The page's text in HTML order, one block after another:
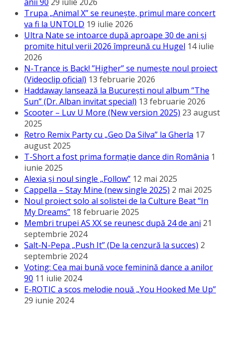
Trupa „Animal X” se reunește, primul mare concert
va fi la UNTOLD 19 iulie 2026
Ultra Nate se intoarce după aproape 30 de ani și
promite hitul verii 2026 împreună cu Hugel 14 iulie
2026
N-Trance is Back! ”Higher” se numește noul proiect
(Videoclip oficial) 13 februarie 2026
Haddaway lansează la București noul album ”The
Sun” (Dr. Alban invitat special) 13 februarie 2026
Scooter – Luv U More (New version 2025) 23 august
2025
Retro Remix Party cu „Geo Da Silva” la Gherla 17
august 2025
T-Short a fost prima formație dance din România 1
iunie 2025
Alexia și noul single „Follow” 12 mai 2025
Cappella – Stay Mine (new single 2025) 2 mai 2025
Noul proiect solo al solistei de la Culture Beat ”In
My Dreams” 18 februarie 2025
Membri trupei AS XX se reunesc după 24 de ani 21
septembrie 2024
Salt-N-Pepa „Push It” (De la cenzură la succes) 2
septembrie 2024
Voting: Cea mai bună voce feminină dance a anilor
90 11 iulie 2024
E-ROTIC a scos melodie nouă „You Hooked Me Up”
29 iunie 2024